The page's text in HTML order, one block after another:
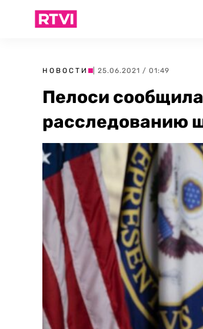
НОВОСТИ | 25.06.2021 / 01:49
Пелоси
расследованию